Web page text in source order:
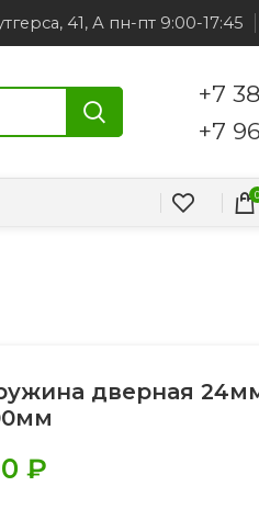
41, А пн-пт 9:00-17:45
+7
+7
0
дверная
₽